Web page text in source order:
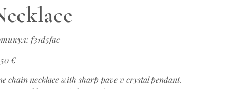
Артикул:
f31d5fac
f31d5fac
€
chain necklace with sharp pave v crystal pendant.